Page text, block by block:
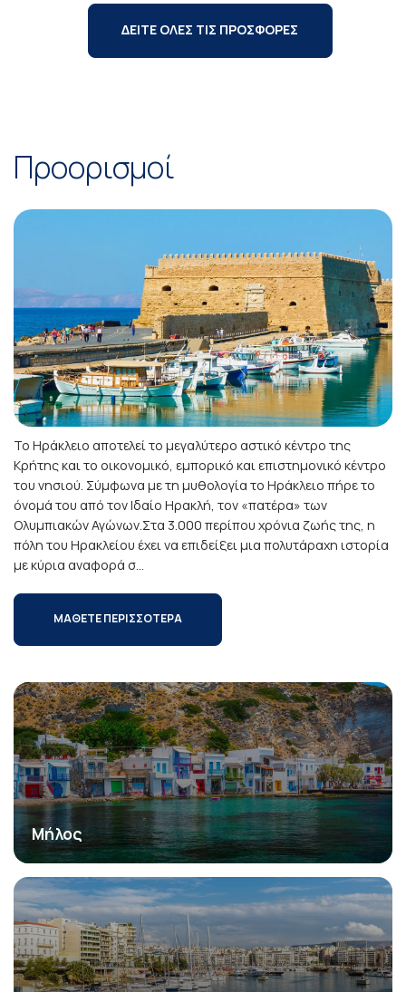
ΔΕΙΤΕ ΟΛΕΣ ΤΙΣ ΠΡΟΣΦΟΡΕΣ
Προορισμοί
Το Ηράκλειο αποτελεί το μεγαλύτερο αστικό κέντρο της
Κρήτης και το οικονομικό, εμπορικό και επιστημονικό κέντρο
του νησιού. Σύμφωνα με τη μυθολογία το Ηράκλειο πήρε το
όνομά του από τον Ιδαίο Ηρακλή, τον «πατέρα» των
Ολυμπιακών Αγώνων.Στα 3.000 περίπου χρόνια ζωής της, η
πόλη του Ηρακλείου έχει να επιδείξει μια πολυτάραχη ιστορία
με κύρια αναφορά σ...
ΜΑΘΕΤΕ ΠΕΡΙΣΣΟΤΕΡΑ
Μήλος